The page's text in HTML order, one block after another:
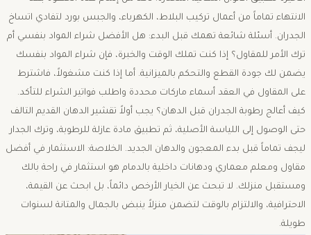
الانتهاء تماماً من أعمال تركيب البلاط، الكهرباء، والجبس بورد لتفادي اتساخ
الجدران. أسئلة شائعة تهمك قبل البدء: ​هل الأفضل شراء المواد بنفسي أم
ترك الأمر للمقاول؟ إذا كنت تملك الوقت والخبرة، فإن شراء المواد بنفسك
يضمن لك جودة القطع والتحكم بالميزانية. أما إذا كنت مشغولاً، فاشترط
على المقاول في العقد أسماء ماركات محددة واطلب فواتير الشراء للتأكد. ​
كيف أعالج رطوبة الجدران قبل الدهان؟ يجب أولاً تقشير الدهان القديم التالف
حتى الوصول إلى اللياسة الأصلية، ثم تطبيق مادة عازلة للرطوبة، وترك الجدار
ليجف تماماً قبل بدء المعجون والدهان الجديد. ​الخلاصة: ​الاستثمار في أفضل
مقاول ومعلم معماري ودهانات داخلية بالدمام هو استثمار في راحة بالك
ومستقبل منزلك. لا تبحث عن الخيار الأرخص دائماً، بل ابحث عن القيمة،
الاحترافية، والالتزام بالوقت لتضمن منزلاً ينبض بالجمال والمتانة لسنوات
طويلة.